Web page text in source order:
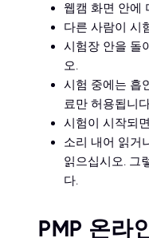
웹캠 화면 안에
다른 사람이 시
시험장 안을 돌
오.
시험 중에는 흡
료만 허용됩니
시험이 시작되
소리 내어 읽거
읽으십시오. 그
다.
PMP 온라